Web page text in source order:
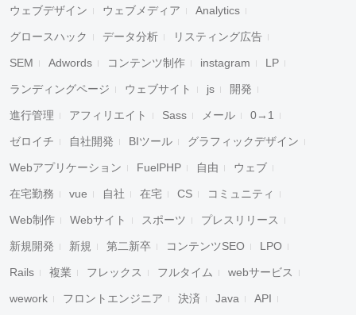
ウェブデザイン ウェブメディア Analytics
グロースハック データ分析 リスティング広告
SEM Adwords コンテンツ制作 instagram LP
ランディングページ ウェブサイト js 開発
進行管理 アフィリエイト Sass メール 0→1
ゼロイチ 自社開発 BIツール グラフィックデザイン
Webアプリケーション FuelPHP 自由 ウェブ
在宅勤務 vue 自社 在宅 CS コミュニティ
Web制作 Webサイト スポーツ プレスリリース
新規開発 新規 第二新卒 コンテンツSEO LPO
Rails 複業 フレックス フルタイム webサービス
wework フロントエンジニア 決済 Java API